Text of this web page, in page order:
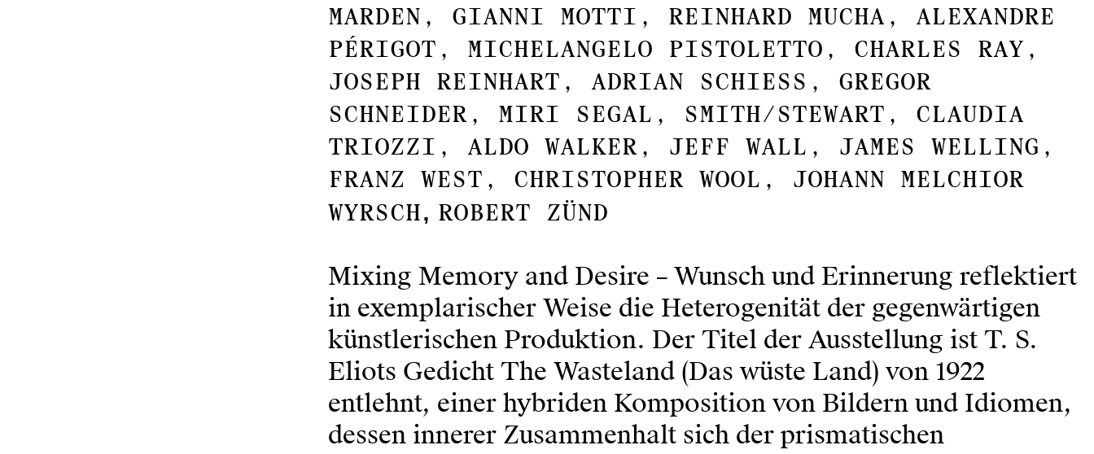
Marden, Gianni Motti, Reinhard Mucha, Alexandre
Périgot, Michelangelo Pistoletto, Charles Ray,
Joseph Reinhart, Adrian Schiess, Gregor
Schneider, Miri Segal, Smith/Stewart, Claudia
Triozzi, Aldo Walker, Jeff Wall, James Welling,
Franz West, Christopher Wool, Johann Melchior
Wyrsch, Robert Zünd
Mixing Memory and Desire – Wunsch und Erinnerung reflektiert
in exemplarischer Weise die Heterogenität der gegenwärtigen
künstlerischen Produktion. Der Titel der Ausstellung ist T. S.
Eliots Gedicht The Wasteland (Das wüste Land) von 1922
entlehnt, einer hybriden Komposition von Bildern und Idiomen,
dessen innerer Zusammenhalt sich der prismatischen